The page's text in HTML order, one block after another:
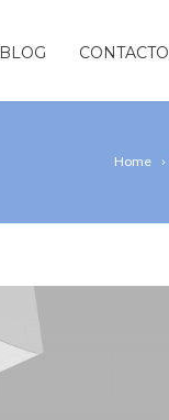
BLOG CONTACTO
Home